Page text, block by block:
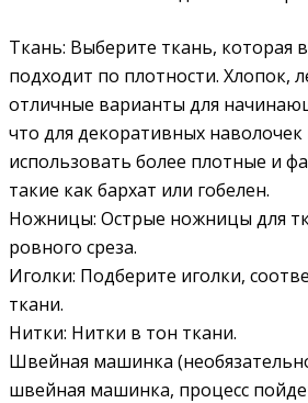
Ткань: Выберите ткань, которая
подходит по плотности. Хлопок,
отличные варианты для
что для декоративных
использовать более плотные и
такие как бархат или гобелен.
Ножницы: Острые ножницы для
ровного среза.
Иголки: Подберите иголки,
ткани.
Нитки: Нитки в тон ткани.
Швейная машинка
швейная машинка, процесс